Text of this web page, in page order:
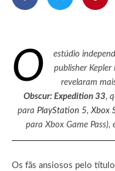
O
estúdio
publisher
revelaram
Obscur: Expedition 33,
para PlayStation 5,Xbox
para Xbox Game Pass),
Os fãs ansiosos pelo